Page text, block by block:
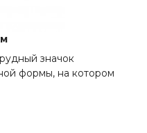
значок
формы, на котором